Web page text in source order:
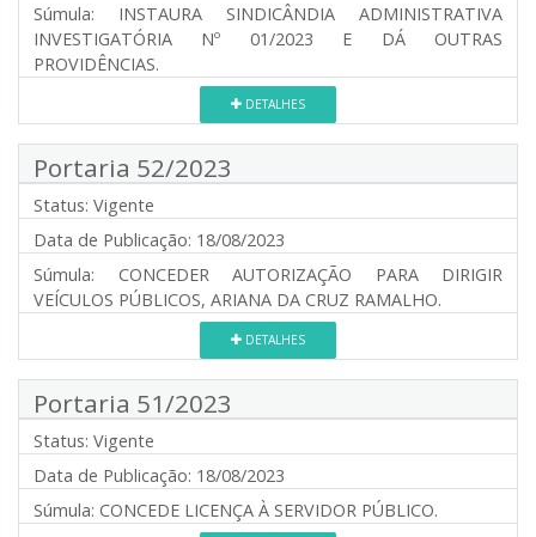
Súmula: INSTAURA SINDICÂNDIA ADMINISTRATIVA
INVESTIGATÓRIA Nº 01/2023 E DÁ OUTRAS
PROVIDÊNCIAS.
DETALHES
Portaria 52/2023
Status: Vigente
Data de Publicação: 18/08/2023
Súmula: CONCEDER AUTORIZAÇÃO PARA DIRIGIR
VEÍCULOS PÚBLICOS, ARIANA DA CRUZ RAMALHO.
DETALHES
Portaria 51/2023
Status: Vigente
Data de Publicação: 18/08/2023
Súmula: CONCEDE LICENÇA À SERVIDOR PÚBLICO.